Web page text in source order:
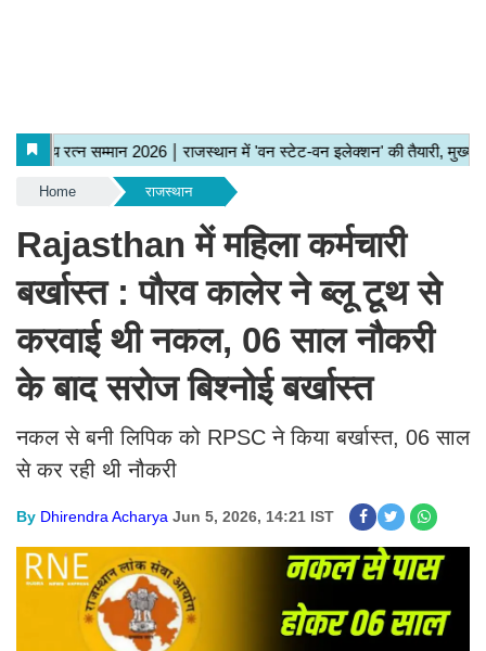
Home राजस्थान
Rajasthan में महिला कर्मचारी
बर्खास्त : पौरव कालेर ने ब्लू टूथ से
करवाई थी नकल, 06 साल नौकरी
के बाद सरोज बिश्नोई बर्खास्त
नकल से बनी लिपिक को RPSC ने किया बर्खास्त, 06 साल
से कर रही थी नौकरी
By Dhirendra Acharya Jun 5, 2026, 14:21 IST